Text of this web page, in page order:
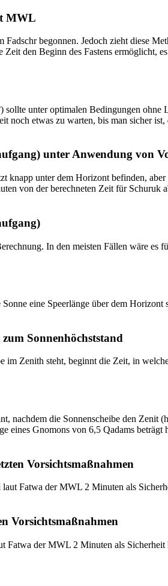
MWL
Fadschr begonnen. Jedoch zieht diese
Zeit den Beginn des Fastens ermöglicht,
sollte unter optimalen Bedingungen
noch etwas zu warten, bis man sicher ist,
unter Anwendung von
knapp unter dem Horizont befinden,
von der berechneten Zeit für Schuruk
In den meisten Fällen wäre es
eine Speerlänge über dem
Sonnenhöchststand
im Zenith steht, beginnt die Zeit, in
nachdem die Sonnenscheibe den Zenit
eines Gnomons von 6,5 Qadams beträgt
Vorsichtsmaßnahmen
Fatwa der MWL 2 Minuten als
Vorsichtsmaßnahmen
Fatwa der MWL 2 Minuten als Sicherheit